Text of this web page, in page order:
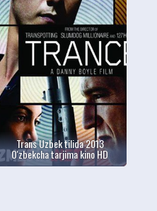
Trans Uzbek tilida 2013
O'zbekcha tarjima kino HD